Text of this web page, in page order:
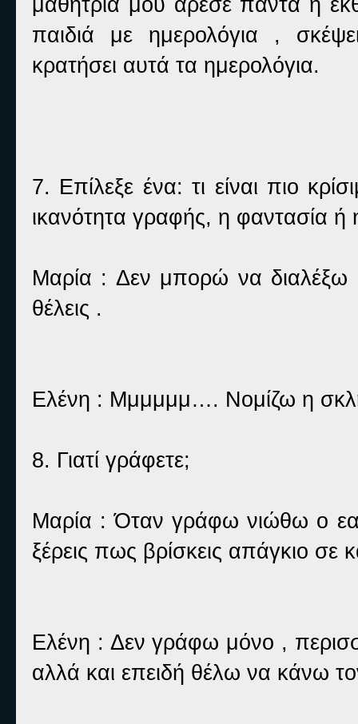
παιδιά με ημερολόγια ,
κρατήσει αυτά τα ημερολόγια.
7. Επίλεξε ένα: τι είναι πιο
ικανότητα γραφής, η φαντασία ή
Μαρία : Δεν μπορώ να
θέλεις .
Ελένη : Μμμμμμ…. Νομίζω η
8. Γιατί γράφετε;
Μαρία : Όταν γράφω νιώθω ο
ξέρεις πως βρίσκεις απάγκιο σε
Ελένη : Δεν γράφω μόνο ,
αλλά και επειδή θέλω να κάνω